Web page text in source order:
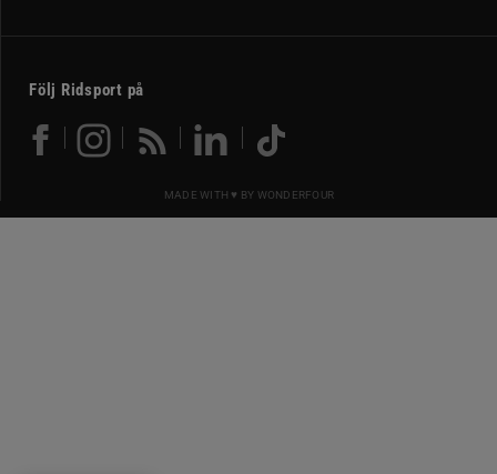
Följ Ridsport på
MADE WITH ♥ BY WONDERFOUR